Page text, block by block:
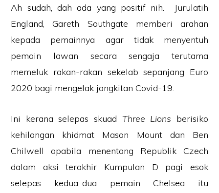
Ah sudah, dah ada yang positif nih. Jurulatih
England, Gareth Southgate memberi arahan
kepada pemainnya agar tidak menyentuh
pemain lawan secara sengaja terutama
memeluk rakan-rakan sekelab sepanjang Euro
2020 bagi mengelak jangkitan Covid-19.
Ini kerana selepas skuad Three Lions berisiko
kehilangan khidmat Mason Mount dan Ben
Chilwell apabila menentang Republik Czech
dalam aksi terakhir Kumpulan D pagi esok
selepas kedua-dua pemain Chelsea itu